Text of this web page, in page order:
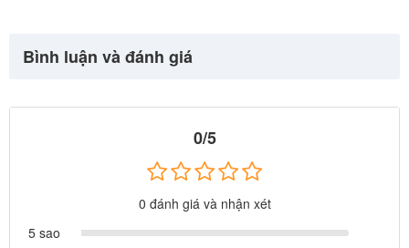
Bình luận và đánh giá
0/5
0 đánh giá và nhận xét
5 sao